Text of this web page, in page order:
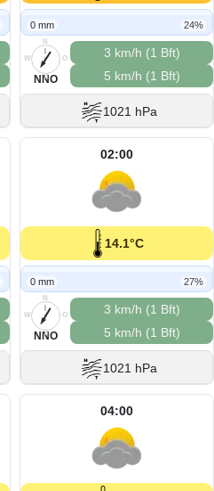
0 mm 24%
N
O
S
W
NNO
3 km/h (1 Bft)
5 km/h (1 Bft)
1021 hPa
02:00
14.1°C
0 mm 27%
N
O
S
W
NNO
3 km/h (1 Bft)
5 km/h (1 Bft)
1021 hPa
04:00